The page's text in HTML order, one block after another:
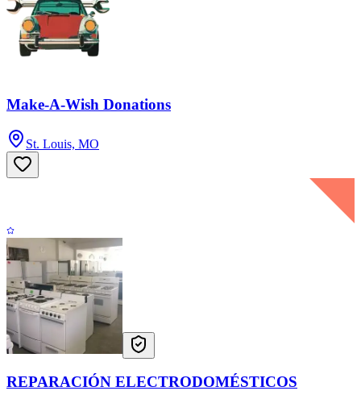
Make-A-Wish Donations
St. Louis, MO
REPARACIÓN ELECTRODOMÉSTICOS